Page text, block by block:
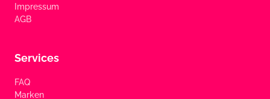
Impressum
AGB
Services
FAQ
Marken